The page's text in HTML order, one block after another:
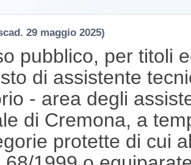
29 maggio 2025)
pubblico, per titoli
di assistente
- area degli
di Cremona, a
protette di cui